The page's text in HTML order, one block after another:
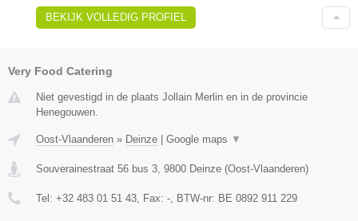
BEKIJK VOLLEDIG PROFIEL
Very Food Catering
Niet gevestigd in de plaats Jollain Merlin en in de provincie
Henegouwen.
Oost-Vlaanderen » Deinze Google maps ▼
Souverainestraat 56 bus 3, 9800 Deinze (Oost-Vlaanderen)
Tel: +32 483 01 51 43, Fax: -, BTW-nr: BE 0892 911 229